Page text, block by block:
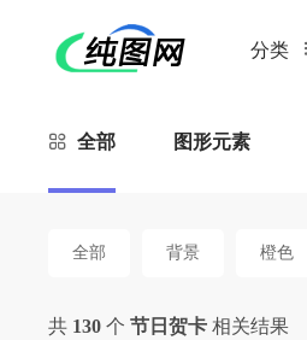
分类
全部 图形元素
全部 背景 橙色
共 130 个 节日贺卡 相关结果